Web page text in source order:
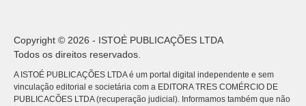
Copyright © 2026 - ISTOÉ PUBLICAÇÕES LTDA
Todos os direitos reservados.
A ISTOÉ PUBLICAÇÕES LTDA é um portal digital independente e sem
vinculação editorial e societária com a EDITORA TRES COMÉRCIO DE
PUBLICACÕES LTDA (recuperação judicial). Informamos também que não